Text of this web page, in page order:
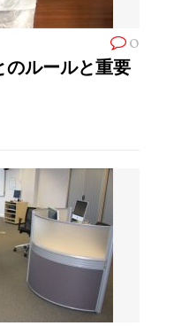
0
のルールと重要